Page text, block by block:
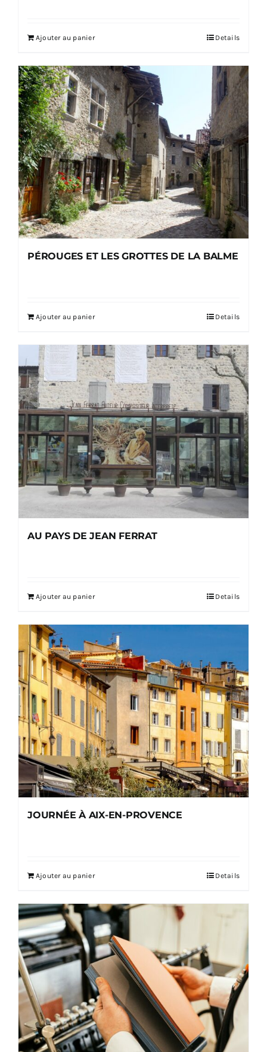
Ajouter au panier Details
PÉROUGES ET LES GROTTES DE LA BALME
Ajouter au panier Details
AU PAYS DE JEAN FERRAT
Ajouter au panier Details
JOURNÉE À AIX-EN-PROVENCE
Ajouter au panier Details